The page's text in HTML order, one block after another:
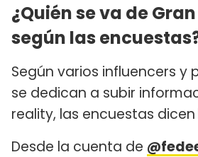
¿Quién se va de
según las
Según varios influencers y
se dedican a subir
reality, las encuestas
Desde la cuenta de